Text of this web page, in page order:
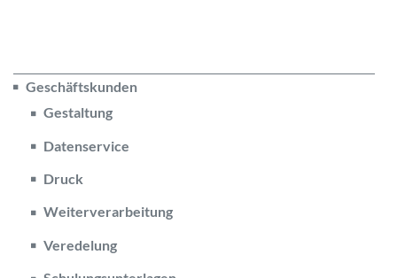
Geschäftskunden
Gestaltung
Datenservice
Druck
Weiterverarbeitung
Veredelung